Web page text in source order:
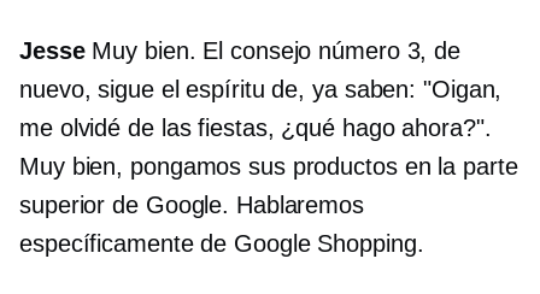
JesseMuy bien. El consejo número 3, de
nuevo, sigue el espíritu de, ya saben: "Oigan,
me olvidé de las fiestas, ¿qué hago ahora?".
Muy bien, pongamos sus productos en la parte
superior de Google. Hablaremos
específicamente de Google Shopping.